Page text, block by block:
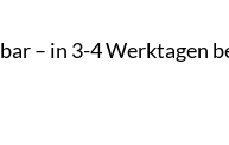
– in 3-4 Werktagen